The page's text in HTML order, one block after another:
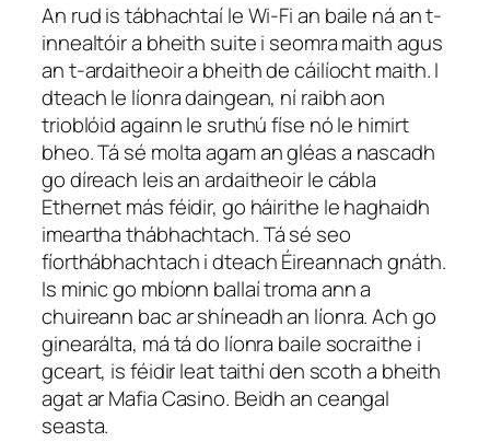
An rud is tábhachtaí le Wi-Fi an baile ná an t-
innealtóir a bheith suite i seomra maith agus
an t-ardaitheoir a bheith de cáilíocht maith. I
dteach le líonra daingean, ní raibh aon
trioblóid againn le sruthú físe nó le himirt
bheo. Tá sé molta agam an gléas a nascadh
go díreach leis an ardaitheoir le cábla
Ethernet más féidir, go háirithe le haghaidh
imeartha thábhachtach. Tá sé seo
fíorthábhachtach i dteach Éireannach gnáth.
Is minic go mbíonn ballaí troma ann a
chuireann bac ar shíneadh an líonra. Ach go
ginearálta, má tá do líonra baile socraithe i
gceart, is féidir leat taithí den scoth a bheith
agat ar Mafia Casino. Beidh an ceangal
seasta.